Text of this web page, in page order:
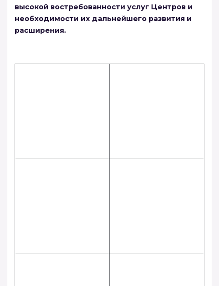
высокой востребованности услуг Центров и
необходимости их дальнейшего развития и
расширения.